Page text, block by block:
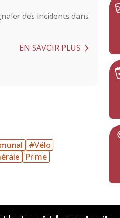
des incidents dans
EN SAVOIR PLUS
#Vélo
Prime